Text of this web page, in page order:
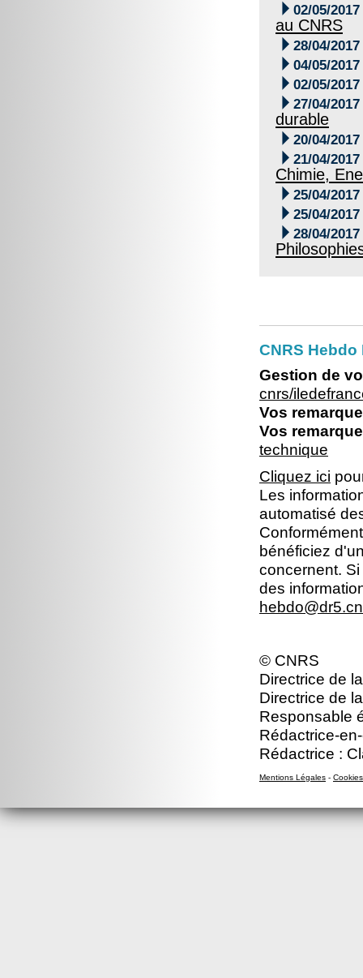
 02/05/2017
au CNRS
 28/04/2017
 04/05/2017
 02/05/2017
 27/04/2017
durable
 20/04/2017
 21/04/2017
Chimie,
 25/04/2017
 25/04/2017
 28/04/2017
CNRS
Gestion de
cnrs/
Vos
Vos
technique
Cliquez ici
Les
automatisé
bénéficiez
concernent.
des
© CNRS
Directrice de
Directrice de
Responsable
Rédactrice-
Rédactrice :
Mentions Légales - Cookies